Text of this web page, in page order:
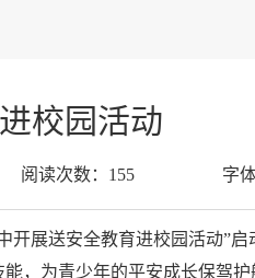
校园活动
阅读次数： 155 字体
开展送安全教育进校园活动”
，为青少年的平安成长保驾护